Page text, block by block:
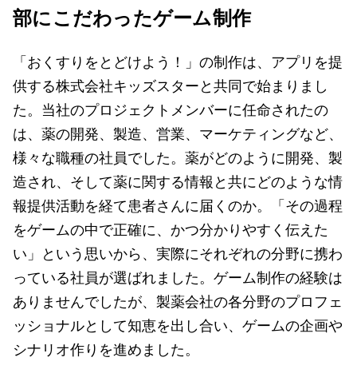
部にこだわったゲーム制作
「おくすりをとどけよう！」の制作は、アプリを提
供する株式会社キッズスターと共同で始まりまし
た。当社のプロジェクトメンバーに任命されたの
は、薬の開発、製造、営業、マーケティングなど、
様々な職種の社員でした。薬がどのように開発、製
造され、そして薬に関する情報と共にどのような情
報提供活動を経て患者さんに届くのか。「その過程
をゲームの中で正確に、かつ分かりやすく伝えた
い」という思いから、実際にそれぞれの分野に携わ
っている社員が選ばれました。ゲーム制作の経験は
ありませんでしたが、製薬会社の各分野のプロフェ
ッショナルとして知恵を出し合い、ゲームの企画や
シナリオ作りを進めました。